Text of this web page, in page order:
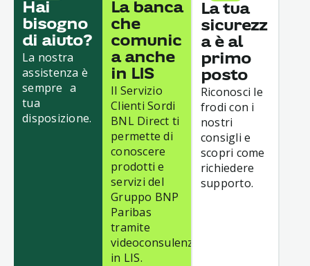
Hai
bisogno
di aiuto?
La nostra
assistenza è
sempre a
tua
disposizione.
La banca
che
comunic
a anche
in LIS
Il Servizio
Clienti Sordi
BNL Direct ti
permette di
conoscere
prodotti e
servizi del
Gruppo BNP
Paribas
tramite
videoconsulenza,
in LIS.
La tua
sicurezz
a è al
primo
posto
Riconosci le
frodi con i
nostri
consigli e
scopri come
richiedere
supporto.